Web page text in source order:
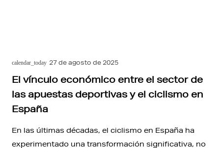
calendar_today 27 de agosto de 2025
El vínculo económico entre el sector de
las apuestas deportivas y el ciclismo en
España
En las últimas décadas, el ciclismo en España ha
experimentado una transformación significativa, no